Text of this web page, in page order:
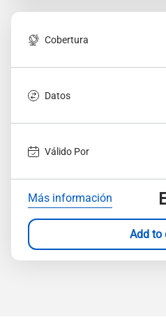
Cobertura
Datos
Válido Por
Más información
Add to